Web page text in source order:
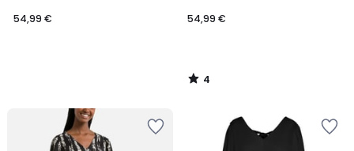
54,99 €
54,99 €
4
/